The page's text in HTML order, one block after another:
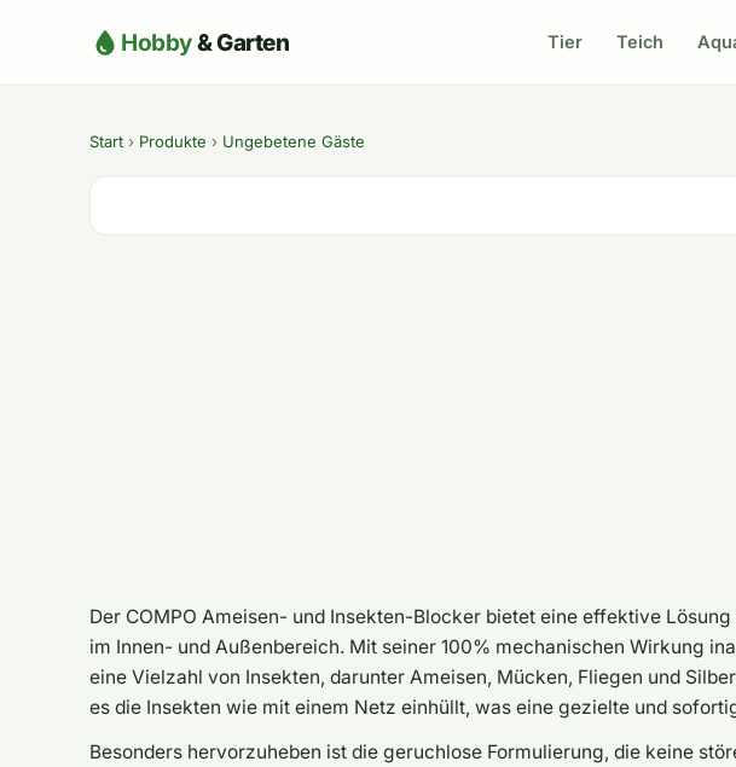
Hobby& Garten Tier Teich
Start › Produkte › Ungebetene Gäste
Der COMPO Ameisen- und Insekten-Blocker bietet eine effektive
im Innen- und Außenbereich. Mit seiner 100% mechanischen Wirkung
eine Vielzahl von Insekten, darunter Ameisen, Mücken, Fliegen und
es die Insekten wie mit einem Netz einhüllt, was eine gezielte und
Besonders hervorzuheben ist die geruchlose Formulierung, die keine